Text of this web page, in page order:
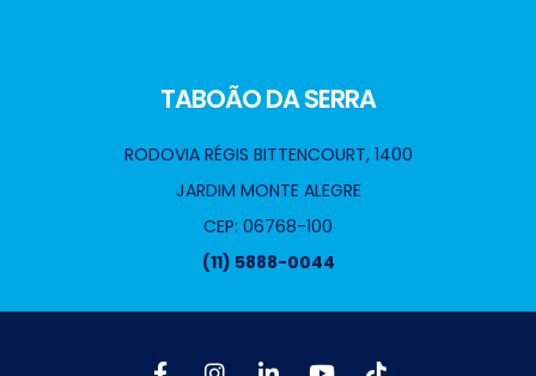
TABOÃO DA SERRA
RODOVIA RÉGIS BITTENCOURT, 1400
JARDIM MONTE ALEGRE
CEP: 06768-100
(11) 5888-0044